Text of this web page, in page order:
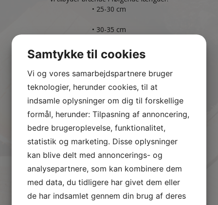
• 25-30 cm
• 30-35 cm
• 35-40 cm
• 40-45 cm
• 45-50 cm.
Ønskes anden længde på brænde, er du velkommen til
at kontakte os og høre nærmere om muligheden for
dette. 1 skovrummeter svarer til 0,70 stablet rummeter,
og 10 skovrummeter svarer rundt regnet til omkring 4
palletårne (4 x 1,8 m3).
Her kan vi tilbyde en besparelse i prisen på mellem 2000-
2500 kr. pr. 10 skovrummeter.
Vores brænde leveres i standardlængerne 25-27 og 27-
30 cm, medmindre andet er forudbestilt, og leveres løst
Samtykke til cookies
Vi og vores samarbejdspartnere bruger
teknologier, herunder cookies, til at
indsamle oplysninger om dig til forskellige
formål, herunder: Tilpasning af annoncering,
bedre brugeroplevelse, funktionalitet,
statistik og marketing. Disse oplysninger
kan blive delt med annoncerings- og
analysepartnere, som kan kombinere dem
med data, du tidligere har givet dem eller
de har indsamlet gennem din brug af deres